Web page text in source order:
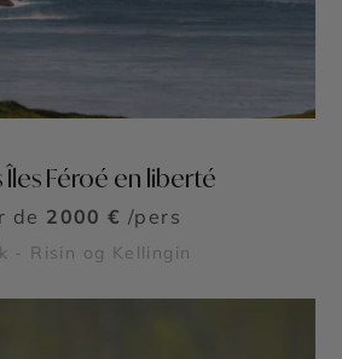
Féroé en liberté
de 2000 € /pers
- Risin og Kellingin